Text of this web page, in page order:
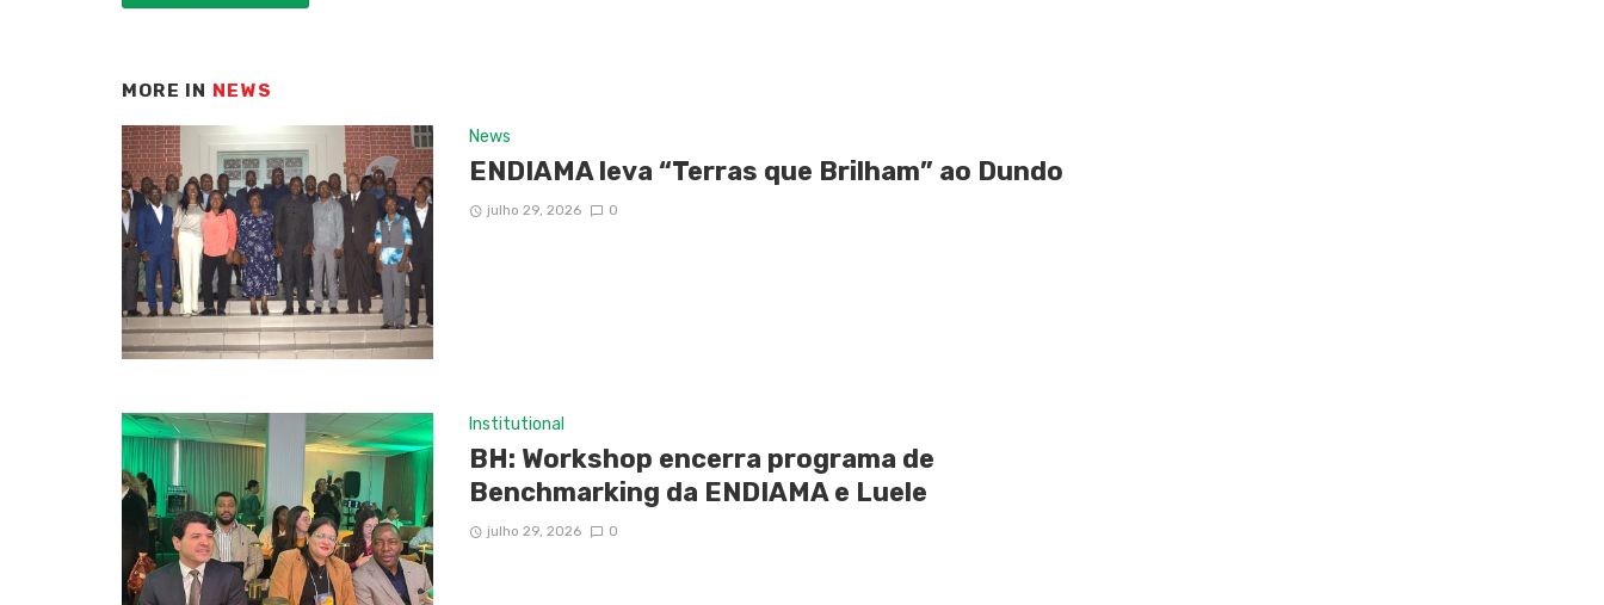
MORE IN NEWS
News
ENDIAMA leva “Terras que Brilham” ao Dundo
julho 29, 2026 0
Institutional
BH: Workshop encerra programa de
Benchmarking da ENDIAMA e Luele
julho 29, 2026 0